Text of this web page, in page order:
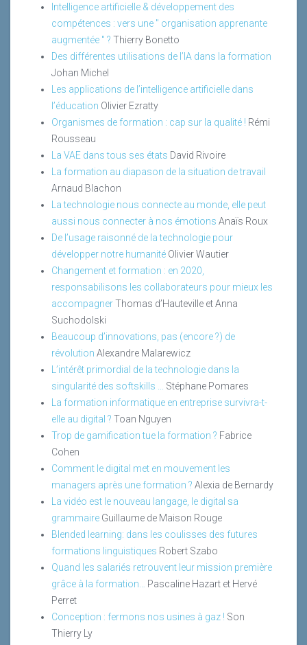
Intelligence artificielle & développement des
compétences : vers une " organisation apprenante
augmentée " ? Thierry Bonetto
Des différentes utilisations de l’IA dans la formation
Johan Michel
Les applications de l’intelligence artificielle dans
l’éducation Olivier Ezratty
Organismes de formation : cap sur la qualité ! Rémi
Rousseau
La VAE dans tous ses états David Rivoire
La formation au diapason de la situation de travail
Arnaud Blachon
La technologie nous connecte au monde, elle peut
aussi nous connecter à nos émotions Anaïs Roux
De l’usage raisonné de la technologie pour
développer notre humanité Olivier Wautier
Changement et formation : en 2020,
responsabilisons les collaborateurs pour mieux les
accompagnerThomas d’Hauteville et Anna
Suchodolski
Beaucoup d’innovations, pas (encore ?) de
révolution Alexandre Malarewicz
L’intérêt primordial de la technologie dans la
singularité des softskills ...
Stéphane Pomares
La formation informatique en entreprise survivra-t-
elle au digital ? Toan Nguyen
Trop de gamification tue la formation ? Fabrice
Cohen
Comment le digital met en mouvement les
managers après une formation ? Alexia de Bernardy
La vidéo est le nouveau langage, le digital sa
grammaire Guillaume de Maison Rouge
Blended learning: dans les coulisses des futures
formations linguistiques Robert Szabo
Quand les salariés retrouvent leur mission première
grâce à la formation…
Pascaline Hazart et Hervé
Perret
Conception : fermons nos usines à gaz ! Son
Thierry Ly